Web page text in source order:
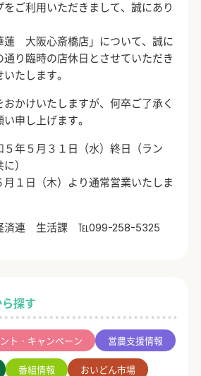
探す
ト・キャンペーン 営農支援情報
番組情報 おいどん市場
をご利用いただきまして、誠にあり
蓮 大阪心斎橋店」について、誠に
り臨時の店休日とさせていただき
たします。
かけいたしますが、何卒ご了承く
申し上げます。
年５月３１日（水）終日（ラン
）
）より通常営業いたしま
経済連 生活課 ℡099-258-5325